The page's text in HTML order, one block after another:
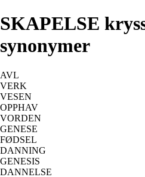
SKAPELSE
synonymer
AVL
VERK
VESEN
OPPHAV
VORDEN
GENESE
FØDSEL
DANNING
GENESIS
DANNELSE